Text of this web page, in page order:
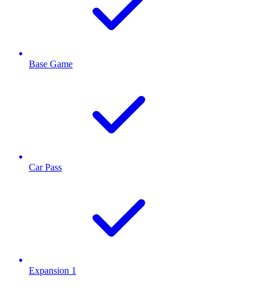
Base Game
Car Pass
Expansion 1